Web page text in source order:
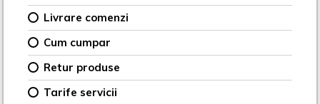
Livrare comenzi
Cum cumpar
Retur produse
Tarife servicii